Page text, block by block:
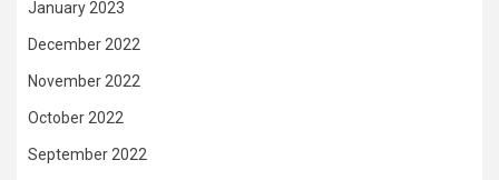
January 2023
December 2022
November 2022
October 2022
September 2022